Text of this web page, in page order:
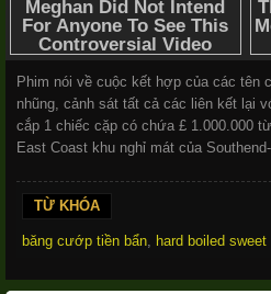
Phim nói về cuộc kết hợp của các tên
nhũng, cảnh sát tất cả các liên kết lại
cắp 1 chiếc cặp có chứa £ 1.000.000
East Coast khu nghỉ mát của Southend-
TỪ KHÓA
băng cướp tiền bẩn hard boiled sweet